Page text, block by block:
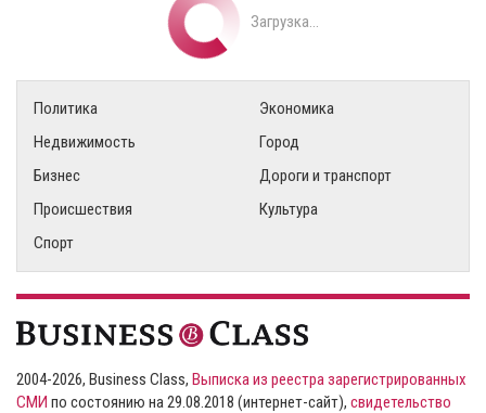
Загрузка...
Политика
Экономика
Недвижимость
Город
Бизнес
Дороги и транспорт
Происшествия
Культура
Спорт
2004-2026, Business Class, Выписка из реестра зарегистрированных
СМИ по состоянию на 29.08.2018 (интернет-сайт), свидетельство